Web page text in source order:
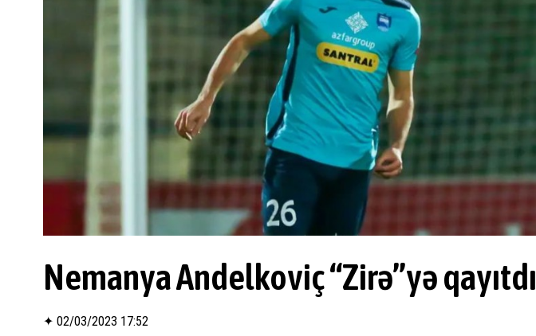
Nemanya Andelkoviç “Zirə”yə qayıtdı
✦ 02/03/2023 17:52